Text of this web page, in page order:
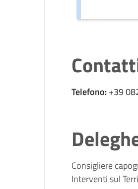
Telefono:+39
Consigliere
Interventi sul